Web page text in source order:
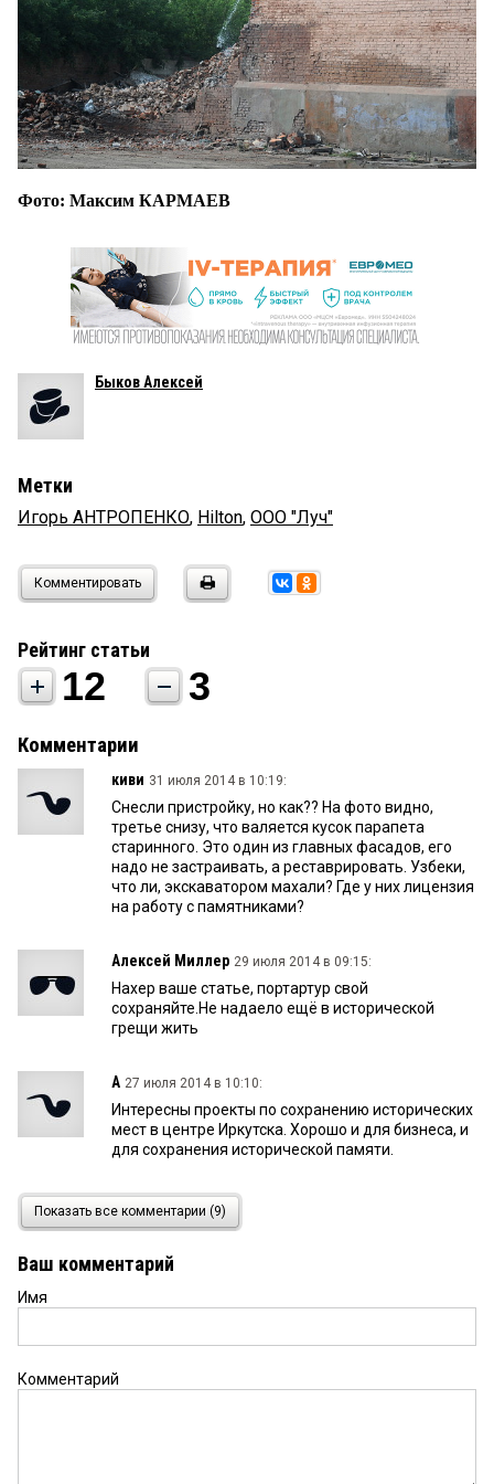
Фото: Максим КАРМАЕВ
Быков Алексей
Метки
Игорь АНТРОПЕНКО, Hilton, ООО "Луч"
Комментировать
Рейтинг статьи
12 3
Комментарии
киви 31 июля 2014 в 10:19:
Снесли пристройку, но как?? На фото видно,
третье снизу, что валяется кусок парапета
старинного. Это один из главных фасадов, его
надо не застраивать, а реставрировать. Узбеки,
что ли, экскаватором махали? Где у них лицензия
на работу с памятниками?
Алексей Миллер 29 июля 2014 в 09:15:
Нахер ваше статье, портартур свой
сохраняйте.Не надаело ещё в исторической
грещи жить
A 27 июля 2014 в 10:10:
Интересны проекты по сохранению исторических
мест в центре Иркутска. Хорошо и для бизнеса, и
для сохранения исторической памяти.
17 июля 2014 в 11:19:
Антонина, вокруг какой фабрики, будут строить?
уже пол здания...это по вашему ресторация.(и
пускаете...)
можно было бы для начала удостовериться в
Показать все комментарии (9)
Ваш комментарий
Имя
Комментарий